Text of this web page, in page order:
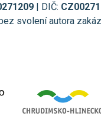
| DIČ:
svolení autora